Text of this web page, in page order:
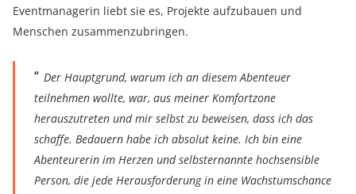
Eventmanagerin liebt sie es, Projekte aufzubauen und
Menschen zusammenzubringen.
Der Hauptgrund, warum ich an diesem Abenteuer
teilnehmen wollte, war, aus meiner Komfortzone
herauszutreten und mir selbst zu beweisen, dass ich das
schaffe. Bedauern habe ich absolut keine. Ich bin eine
Abenteurerin im Herzen und selbsternannte hochsensible
Person, die jede Herausforderung in eine Wachstumschance